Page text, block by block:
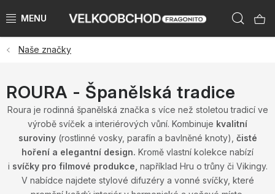
na
NAŠE ZNAČKY
PŘEDPRODEJ VÁNOCE 2026
NOVINKY 2026
KATEGORIE
ZNAČKY PODLE ZEMÍ
Naše značky
ROURA - Španělská tradice
Roura je rodinná španělská značka s více než stoletou tradicí ve
výrobě svíček a interiérových vůní. Kombinuje kvalitní
suroviny(rostlinné vosky, parafín a bavlněné knoty), čisté
hoření a elegantní design. Kromě vlastní kolekce nabízí
i svíčky pro filmové produkce, například Hru o trůny či Vikingy.
V nabídce najdete stylové difuzéry a vonné svíčky, které